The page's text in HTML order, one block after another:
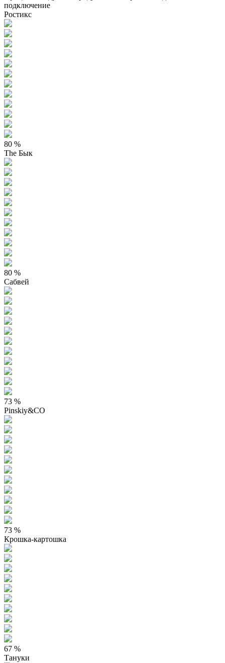
подключение
Ростикс
80 %
The Бык
80 %
Сабвей
73 %
Pinskiy&CO
73 %
Крошка-картошка
67 %
Тануки